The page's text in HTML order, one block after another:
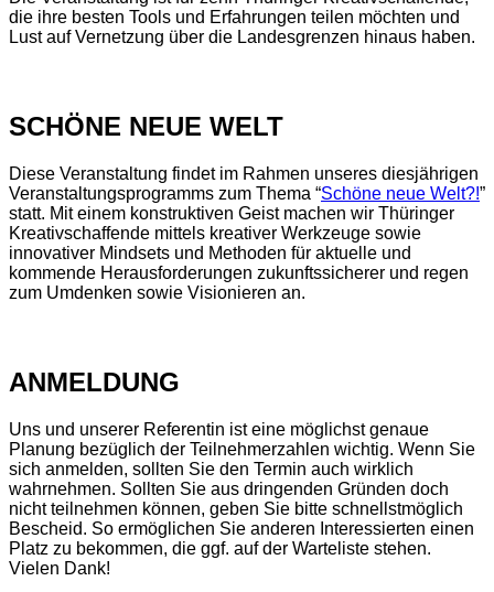
die ihre besten Tools und Erfahrungen teilen möchten und
Lust auf Vernetzung über die Landesgrenzen hinaus haben.
SCHÖNE NEUE WELT
Diese Veranstaltung findet im Rahmen unseres diesjährigen
Veranstaltungsprogramms zum Thema “Schöne neue Welt?!”
statt. Mit einem konstruktiven Geist machen wir Thüringer
Kreativschaffende mittels kreativer Werkzeuge sowie
innovativer Mindsets und Methoden für aktuelle und
kommende Herausforderungen zukunftssicherer und regen
zum Umdenken sowie Visionieren an.
ANMELDUNG
Uns und unserer Referentin ist eine möglichst genaue
Planung bezüglich der Teilnehmerzahlen wichtig. Wenn Sie
sich anmelden, sollten Sie den Termin auch wirklich
wahrnehmen. Sollten Sie aus dringenden Gründen doch
nicht teilnehmen können, geben Sie bitte schnellstmöglich
Bescheid. So ermöglichen Sie anderen Interessierten einen
Platz zu bekommen, die ggf. auf der Warteliste stehen.
Vielen Dank!